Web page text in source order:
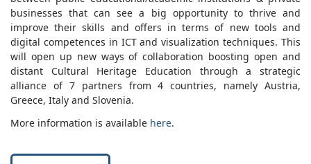
businesses that can see a big opportunity to thrive and
improve their skills and offers in terms of new tools and
digital competences in ICT and visualization techniques. This
will open up new ways of collaboration boosting open and
distant Cultural Heritage Education through a strategic
alliance of 7 partners from 4 countries, namely Austria,
Greece, Italy and Slovenia.
More information is available here.